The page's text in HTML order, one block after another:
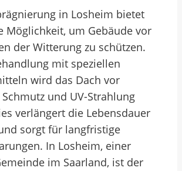
in Losheim bietet
Möglichkeit, um Gebäude vor
der Witterung zu schützen.
mit speziellen
wird das Dach vor
und UV-Strahlung
verlängert die Lebensdauer
sorgt für langfristige
In Losheim, einer
im Saarland, ist der